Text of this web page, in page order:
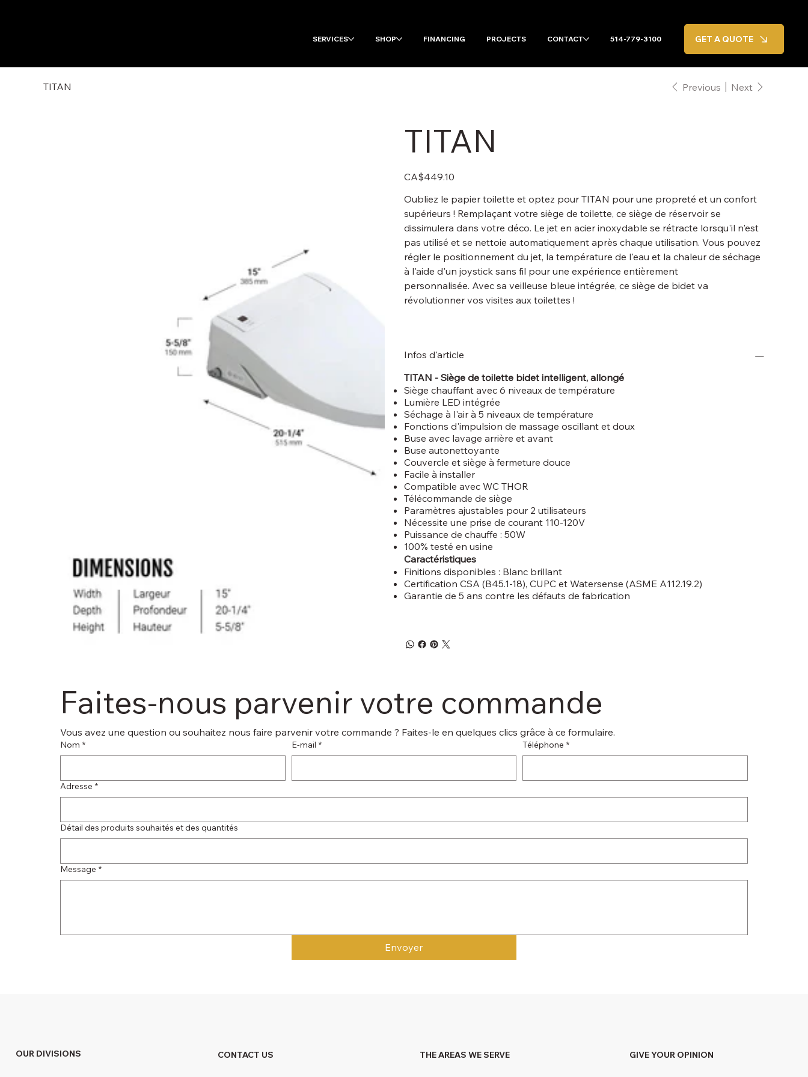
SERVICES SHOP FINANCING PROJECTS CONTACT 514-779-3100 GET A QUOTE
TITAN Previous Next
TITAN
Price
CA$449.10
Oubliez le papier toilette et optez pour TITAN pour une propreté et un confort
supérieurs ! Remplaçant votre siège de toilette, ce siège de réservoir se
dissimulera dans votre déco. Le jet en acier inoxydable se rétracte lorsqu'il n'est
pas utilisé et se nettoie automatiquement après chaque utilisation. Vous pouvez
régler le positionnement du jet, la température de l'eau et la chaleur de séchage
à l'aide d'un joystick sans fil pour une expérience entièrement
personnalisée. Avec sa veilleuse bleue intégrée, ce siège de bidet va
révolutionner vos visites aux toilettes !
Infos d'article
TITAN - Siège de toilette bidet intelligent, allongé
Siège chauffant avec 6 niveaux de température
Lumière LED intégrée
Séchage à l'air à 5 niveaux de température
Fonctions d'impulsion de massage oscillant et doux
Buse avec lavage arrière et avant
Buse autonettoyante
Couvercle et siège à fermeture douce
Facile à installer
Compatible avec WC THOR
Télécommande de siège
Paramètres ajustables pour 2 utilisateurs
Nécessite une prise de courant 110-120V
Puissance de chauffe : 50W
100% testé en usine
Caractéristiques
Finitions disponibles : Blanc brillant
Certification CSA (B45.1-18), CUPC et Watersense (ASME A112.19.2)
Garantie de 5 ans contre les défauts de fabrication
Faites-nous parvenir votre commande
Vous avez une question ou souhaitez nous faire parvenir votre commande ? Faites-le en quelques clics grâce à ce formulaire.
Nom * E‑mail * Téléphone *
Adresse *
Détail des produits souhaités et des quantités
Message *
Envoyer
OUR DIVISIONS CONTACT US THE AREAS WE SERVE GIVE YOUR OPINION